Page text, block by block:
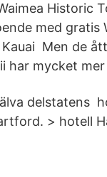
Historic
med gratis
Men de
har mycket
delstatens
> hotell